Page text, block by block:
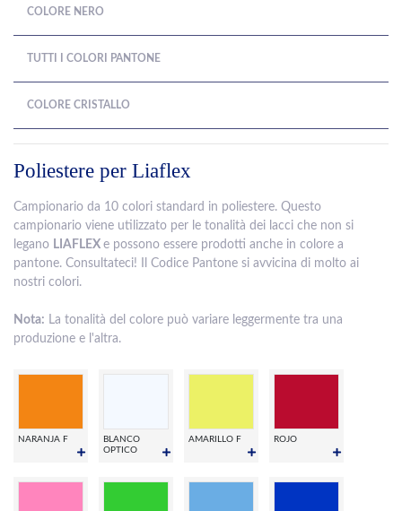
COLORE NERO
TUTTI I COLORI PANTONE
COLORE CRISTALLO
Poliestere per Liaflex
Campionario da 10 colori standard in poliestere. Questo
campionario viene utilizzato per le tonalità dei lacci che non si
legano LIAFLEX e possono essere prodotti anche in colore a
pantone. Consultateci! Il Codice Pantone si avvicina di molto ai
nostri colori.
Nota: La tonalità del colore può variare leggermente tra una
produzione e l'altra.
NARANJA F
BLANCO
OPTICO
AMARILLO F ROJO